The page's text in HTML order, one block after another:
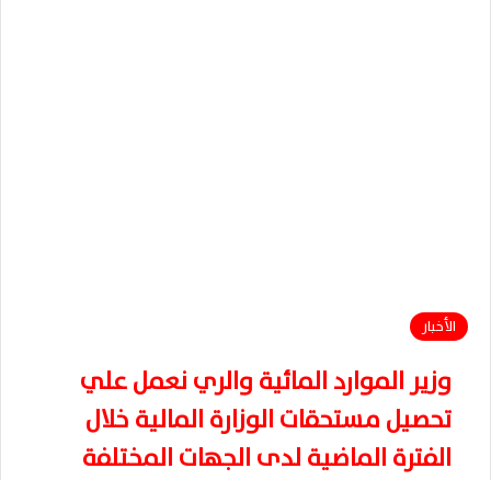
الأخبار
وزير الموارد المائية والري نعمل علي
تحصيل مستحقات الوزارة المالية خلال
الفترة الماضية لدى الجهات المختلفة